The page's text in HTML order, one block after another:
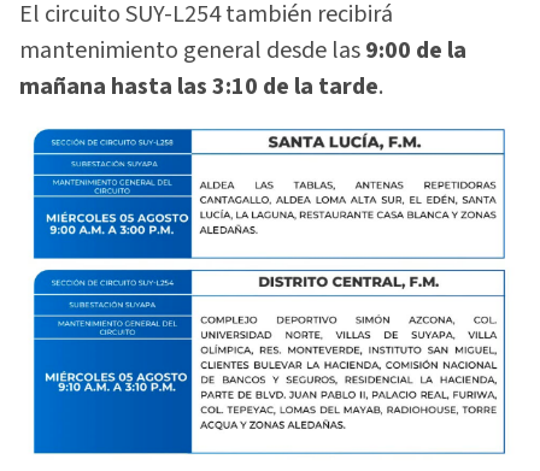
El circuito SUY-L254 también recibirá
mantenimiento general desde las9:00 de la
mañana hasta las 3:10 de la tarde.